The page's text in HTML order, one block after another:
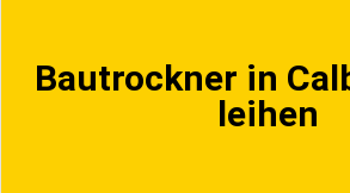
Bautrockner in
leihen